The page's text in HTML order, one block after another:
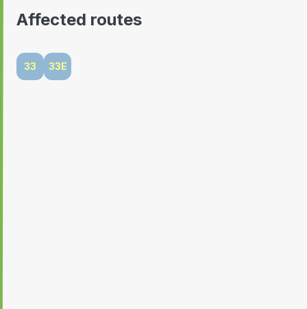
Affected routes
33 33E